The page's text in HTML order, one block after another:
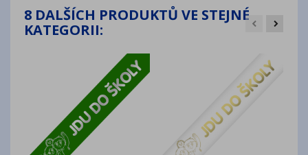
8 DALŠÍCH PRODUKTŮ VE STEJNÉ
KATEGORII: